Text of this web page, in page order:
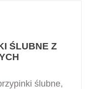
ŚLUBNE Z
ślubne,